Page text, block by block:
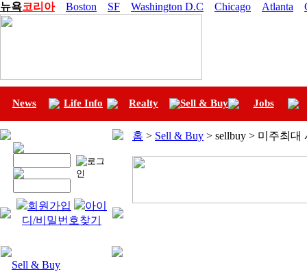
뉴욕코리아 Boston SF Washington D.C Chicago Atlanta
News Life Info Realty Sell & Buy Jobs
회원가입
아이
디/비밀번호찾기
Sell & Buy
홈 > Sell & Buy > sellbuy > 미주최대